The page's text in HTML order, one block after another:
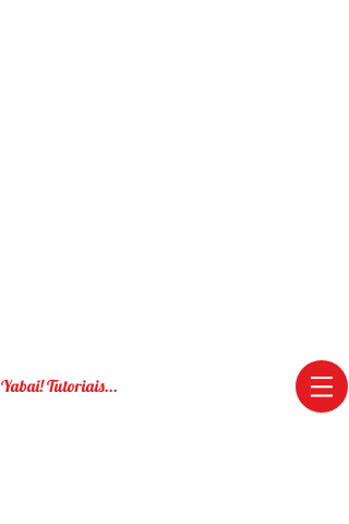
Yabai! Tutoriais...